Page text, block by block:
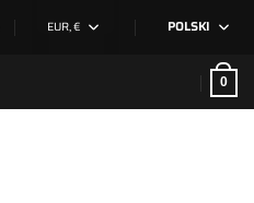
EUR, € POLSKI
0